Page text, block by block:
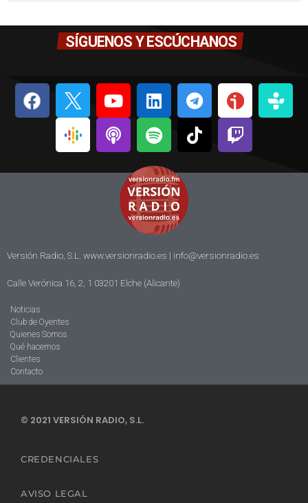
SÍGUENOS Y ESCÚCHANOS
Versión Radio, S.L. www.versionradio.es | info@versionradio.es
Calle Verónica 16, 2, 1 03201 Elche (Alicante)
Noticias
Club de Oyentes
Quienes Somos
Qué hacemos
Clientes
Contacto
© 2021 VERSIÓN RADIO, S.L.
CREDENCIALES
AVISO LEGAL